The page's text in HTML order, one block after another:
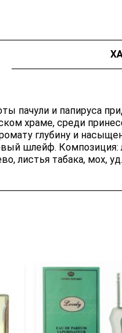
пачули и папируса
храме, среди
глубину и
шлейф. Композиция:
листья табака, мох, уд.